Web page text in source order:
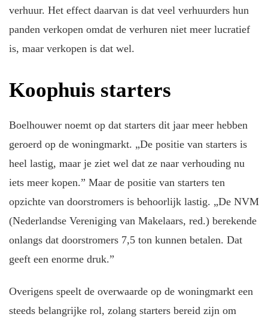
verhuur. Het effect daarvan is dat veel verhuurders hun
panden verkopen omdat de verhuren niet meer lucratief
is, maar verkopen is dat wel.
Koophuis starters
Boelhouwer noemt op dat starters dit jaar meer hebben
geroerd op de woningmarkt. „De positie van starters is
heel lastig, maar je ziet wel dat ze naar verhouding nu
iets meer kopen.” Maar de positie van starters ten
opzichte van doorstromers is behoorlijk lastig. „De NVM
(Nederlandse Vereniging van Makelaars, red.) berekende
onlangs dat doorstromers 7,5 ton kunnen betalen. Dat
geeft een enorme druk.”
Overigens speelt de overwaarde op de woningmarkt een
steeds belangrijke rol, zolang starters bereid zijn om